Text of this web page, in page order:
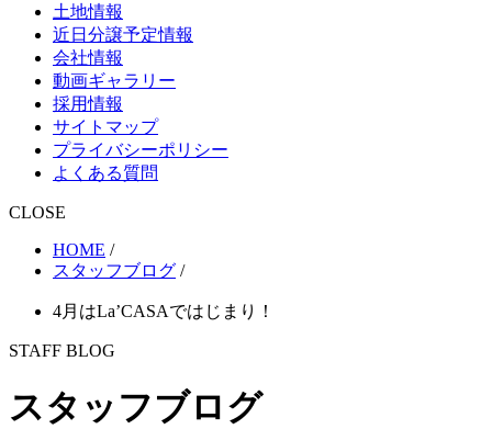
土地情報
近日分譲予定情報
会社情報
動画ギャラリー
採用情報
サイトマップ
プライバシーポリシー
よくある質問
CLOSE
HOME /
スタッフブログ /
4月はLa’CASAではじまり！
STAFF BLOG
スタッフブログ